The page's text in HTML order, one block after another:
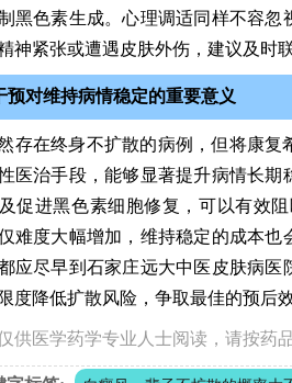
黑色素生成。心理调适同样不容
神紧张或遭遇皮肤外伤，建议及时
预对维持病情稳定的重要意义
存在终身不扩散的病例，但将康
医治手段，能够显著提升病情长
促进黑色素细胞修复，可以有效
难度大幅增加，维持稳定的成本
应尽早到石家庄远大中医皮肤病
度降低扩散风险，争取最佳的预后效
供医学药学专业人士阅读，请按药